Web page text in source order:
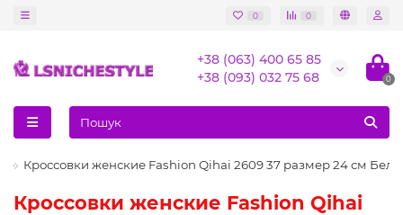
0 0
+38 (063) 400 65 85
+38 (093) 032 75 68
0
Кроссовки женские Fashion Qihai 2609 37 размер 24 см
Кроссовки женские Fashion Qihai